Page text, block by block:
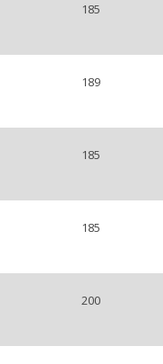
185
189
185
185
200